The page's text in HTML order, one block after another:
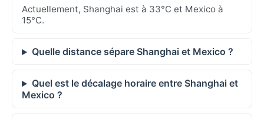
Actuellement, Shanghai est à 33°C et Mexico à
15°C.
Quelle distance sépare Shanghai et Mexico ?
Quel est le décalage horaire entre Shanghai et
Mexico ?